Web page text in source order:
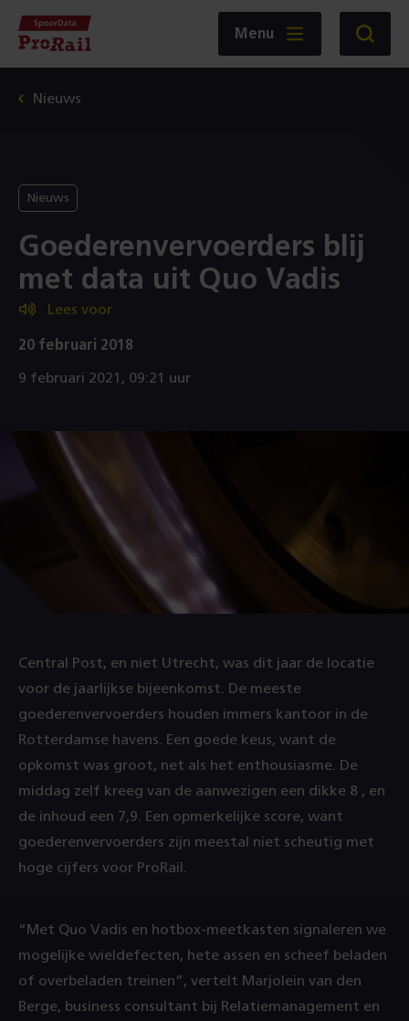
Navigatie
Homepage
ProRail
Menu Zoeken
Nieuws
Goederenvervoerders blij
met data uit Quo Vadis
Nieuws
Lees voor
20 februari 2018
9 februari 2021, 09:21 uur
Central Post, en niet Utrecht, was dit jaar de locatie
voor de jaarlijkse bijeenkomst. De meeste
goederenvervoerders houden immers kantoor in de
Rotterdamse havens. Een goede keus, want de
opkomst was groot, net als het enthousiasme. De
middag zelf kreeg van de aanwezigen een dikke 8 , en
de inhoud een 7,9. Een opmerkelijke score, want
goederenvervoerders zijn meestal niet scheutig met
hoge cijfers voor ProRail.
“Met Quo Vadis en hotbox-meetkasten signaleren we
mogelijke wieldefecten, hete assen en scheef beladen
of overbeladen treinen”, vertelt Marjolein van den
Berge, business consultant bij Relatiemanagement en